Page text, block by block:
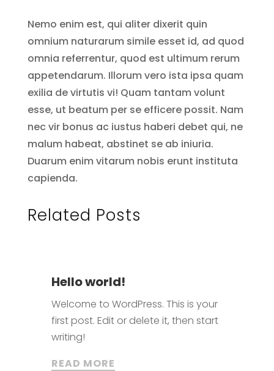
Nemo enim est, qui aliter dixerit quin
omnium naturarum simile esset id, ad quod
omnia referrentur, quod est ultimum rerum
appetendarum. Illorum vero ista ipsa quam
exilia de virtutis vi! Quam tantam volunt
esse, ut beatum per se efficere possit. Nam
nec vir bonus ac iustus haberi debet qui, ne
malum habeat, abstinet se ab iniuria.
Duarum enim vitarum nobis erunt instituta
capienda.
Related Posts
Hello world!
Welcome to WordPress. This is your
first post. Edit or delete it, then start
writing!
READ MORE